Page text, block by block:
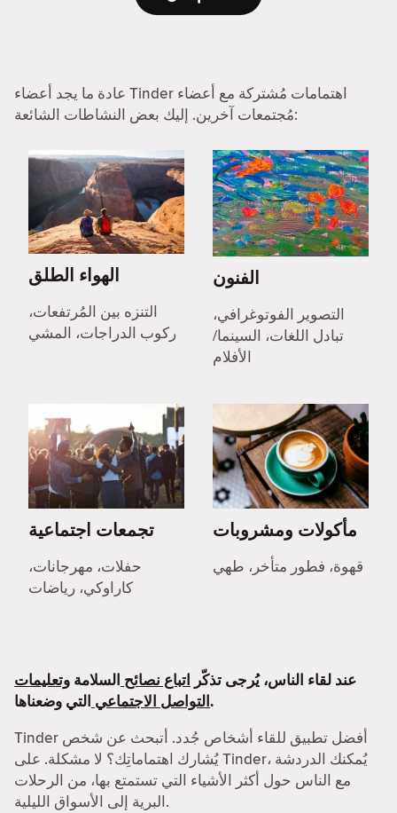
عادة ما يجد أعضاء Tinder اهتمامات مُشتركة مع أعضاء
مُجتمعات آخرين. إليك بعض النشاطات الشائعة:
الهواء الطلق
التنزه بين المُرتفعات،
ركوب الدراجات، المشي
الفنون
التصوير الفوتوغرافي،
تبادل اللغات، السينما/
الأفلام
تجمعات اجتماعية
حفلات، مهرجانات،
كاراوكي، رياضات
مأكولات ومشروبات
قهوة، فطور متأخر، طهي
عند لقاء الناس، يُرجى تذكّر اتباع نصائح السلامة وتعليمات
التواصل الاجتماعيالتي وضعناها.
Tinder أفضل تطبيق للقاء أشخاص جُدد. أتبحث عن شخص
يُشارك اهتماماتِك؟ لا مشكلة. على Tinder، يُمكنك الدردشة
مع الناس حول أكثر الأشياء التي تستمتع بها، من الرحلات
البرية إلى الأسواق الليلية.